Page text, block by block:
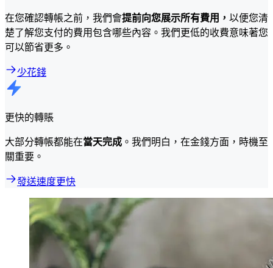
在您確認轉帳之前，我們會提前向您展示所有費用， 以便您清
楚了解您支付的費用包含哪些內容。我們更低的收費意味著您
可以節省更多。
少花錢
更快的轉賬
大部分轉帳都能在當天完成 。我們明白，在金錢方面，時機至
關重要。
發送速度更快